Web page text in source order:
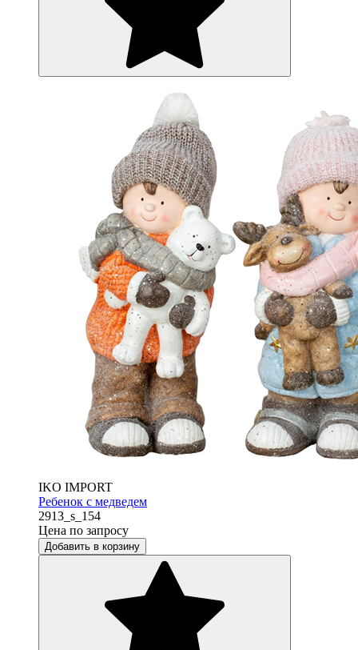
IKO IMPORT
Ребенок с медведем
2913_s_154
Цена по запросу
Добавить в корзину